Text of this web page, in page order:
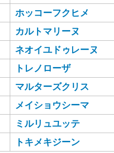
ホッコーフクヒメ
カルトマリーヌ
ネオイユドゥレーヌ
トレノローザ
マルターズクリス
メイショウシーマ
ミルリュユッテ
トキメキジーン